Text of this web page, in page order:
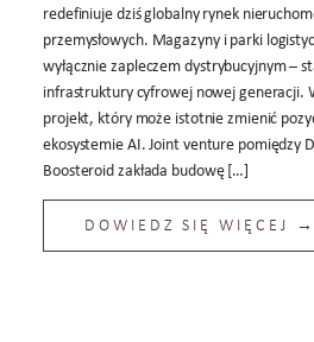
redefiniuje dziś globalny rynek
przemysłowych. Magazyny i parki
wyłącznie zapleczem dystrybucyjnym –
infrastruktury cyfrowej nowej generacji.
projekt, który może istotnie zmienić
ekosystemie AI. Joint venture pomiędzy
Boosteroid zakłada budowę […]
DOWIEDZ SIĘ WIĘCEJ →